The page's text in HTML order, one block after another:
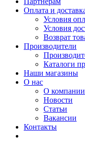
Оплата и
Условия
Условия
Возврат
Производители
Каталоги
Наши магазины
О нас
О компании
Новости
Статьи
Вакансии
Контакты